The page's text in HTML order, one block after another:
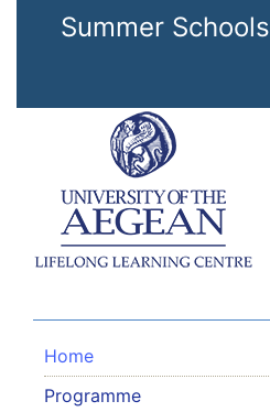
Skip to main content
Summer Schools
Home
Programme